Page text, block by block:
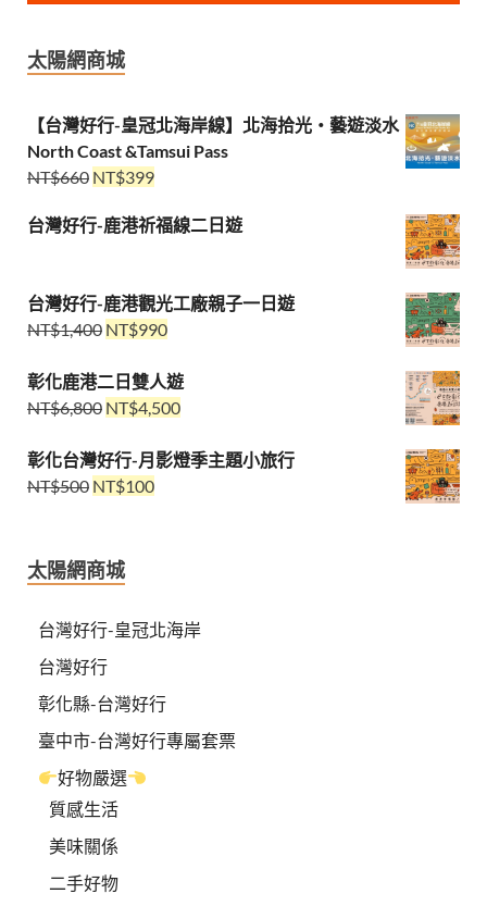
太陽網商城
【台灣好行-皇冠北海岸線】北海拾光・藝遊淡水
North Coast &Tamsui Pass
NT$660 NT$399
台灣好行-鹿港祈福線二日遊
台灣好行-鹿港觀光工廠親子一日遊
NT$1,400 NT$990
彰化鹿港二日雙人遊
NT$6,800 NT$4,500
彰化台灣好行-月影燈季主題小旅行
NT$500 NT$100
太陽網商城
台灣好行-皇冠北海岸
台灣好行
彰化縣-台灣好行
臺中市-台灣好行專屬套票
好物嚴選
質感生活
美味關係
二手好物